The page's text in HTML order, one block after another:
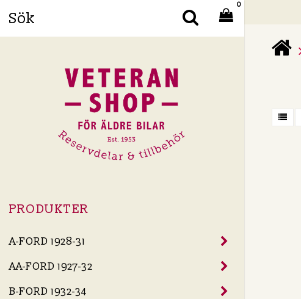
0
Din
PRODUKTER
A-FORD 1928-31
AA-FORD 1927-32
B-FORD 1932-34